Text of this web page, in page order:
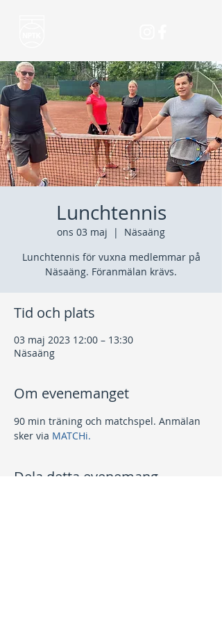
Lunchtennis
ons 03 maj
  |
Näsaäng
Lunchtennis för vuxna medlemmar på
Näsaäng. Föranmälan krävs.
Tid och plats
03 maj 2023 12:00 – 13:30
Näsaäng
Om evenemanget
90 min träning och matchspel. Anmälan
sker via MATCHi.
Dela detta evenemang